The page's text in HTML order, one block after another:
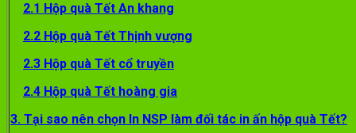
2.1 Hộp quà Tết An khang
2.2 Hộp quà Tết Thịnh vượng
2.3 Hộp quà Tết cổ truyền
2.4 Hộp quà Tết hoàng gia
3. Tại sao nên chọn In NSP làm đối tác in ấn hộp quà Tết?